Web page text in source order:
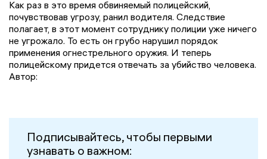
Как раз в это время обвиняемый полицейский,
почувствовав угрозу, ранил водителя. Следствие
полагает, в этот момент сотруднику полиции уже ничего
не угрожало. То есть он грубо нарушил порядок
применения огнестрельного оружия. И теперь
полицейскому придется отвечать за убийство человека.
Автор:
Подписывайтесь, чтобы первыми
узнавать о важном: